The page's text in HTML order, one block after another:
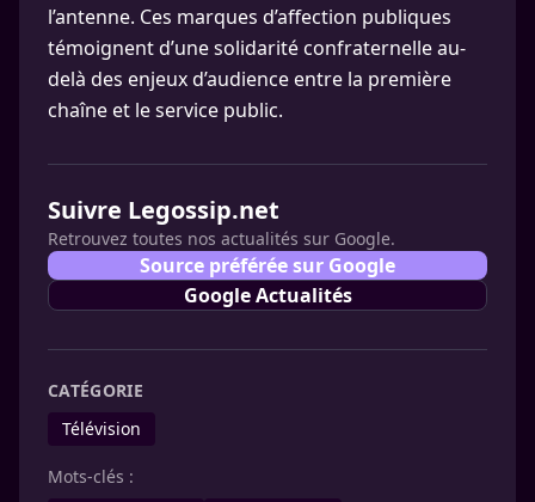
l’antenne. Ces marques d’affection publiques
témoignent d’une solidarité confraternelle au-
delà des enjeux d’audience entre la première
chaîne et le service public.
Suivre Legossip.net
Retrouvez toutes nos actualités sur Google.
Source préférée sur Google
Google Actualités
CATÉGORIE
Télévision
Mots-clés :